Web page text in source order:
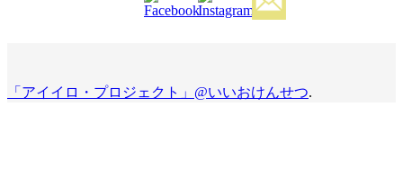
「アイイロ・プロジェクト」@いいおけんせつ.